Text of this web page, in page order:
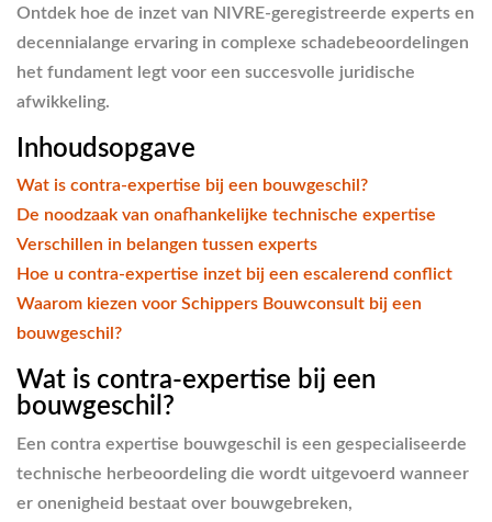
Ontdek hoe de inzet van NIVRE-geregistreerde experts en
decennialange ervaring in complexe schadebeoordelingen
het fundament legt voor een succesvolle juridische
afwikkeling.
Inhoudsopgave
Wat is contra-expertise bij een bouwgeschil?
De noodzaak van onafhankelijke technische expertise
Verschillen in belangen tussen experts
Hoe u contra-expertise inzet bij een escalerend conflict
Waarom kiezen voor Schippers Bouwconsult bij een
bouwgeschil?
Wat is contra-expertise bij een
bouwgeschil?
Een contra expertise bouwgeschil is een gespecialiseerde
technische herbeoordeling die wordt uitgevoerd wanneer
er onenigheid bestaat over bouwgebreken,